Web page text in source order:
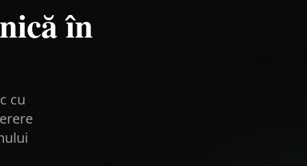
în
cu